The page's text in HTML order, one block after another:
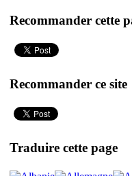
Recommander cette
Recommander ce site
Traduire cette page